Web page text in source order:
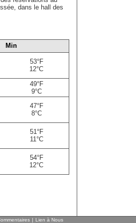
dans le hall des
Min
53°F
12°C
49°F
9°C
47°F
8°C
51°F
11°C
54°F
12°C
| Lien à Nous